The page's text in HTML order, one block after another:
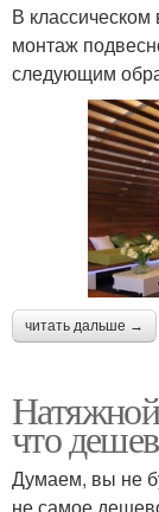
В
монтаж
следующим
читать дальше →
что
Думаем, вы не